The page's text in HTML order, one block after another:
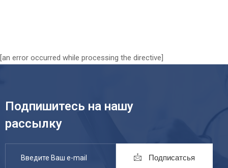
[an error occurred while processing the directive]
Подпишитесь на нашу
рассылку
Подписатсья